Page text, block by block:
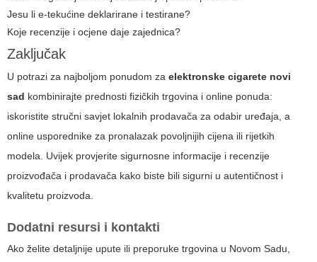
Jesu li e-tekućine deklarirane i testirane?
Koje recenzije i ocjene daje zajednica?
Zaključak
U potrazi za najboljom ponudom za elektronske cigarete novi
sad kombinirajte prednosti fizičkih trgovina i online ponuda:
iskoristite stručni savjet lokalnih prodavača za odabir uređaja, a
online usporednike za pronalazak povoljnijih cijena ili rijetkih
modela. Uvijek provjerite sigurnosne informacije i recenzije
proizvođača i prodavača kako biste bili sigurni u autentičnost i
kvalitetu proizvoda.
Dodatni resursi i kontakti
Ako želite detaljnije upute ili preporuke trgovina u Novom Sadu,